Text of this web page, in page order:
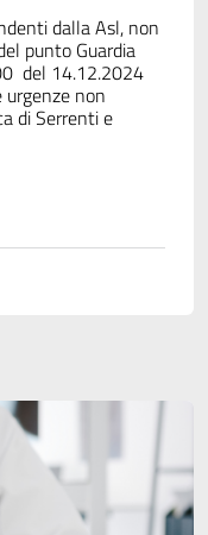
dalla Asl, non
punto Guardia
del 14.12.2024
non
di Serrenti e